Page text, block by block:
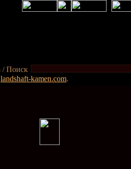
landshaft-kamen.com.